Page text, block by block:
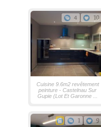
4 10
Cuisine 9.6m2 revêtement
peinture - Castelnau Sur
Gupie (Lot Et Garonne ...
1 9